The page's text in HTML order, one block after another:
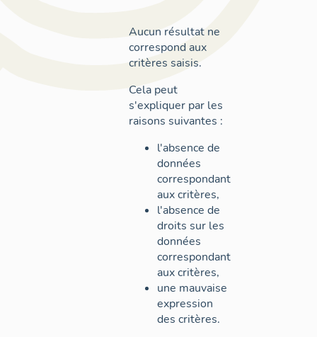
Aucun résultat ne
correspond aux
critères saisis.
Cela peut
s'expliquer par les
raisons suivantes :
l'absence de
données
correspondant
aux critères,
l'absence de
droits sur les
données
correspondant
aux critères,
une mauvaise
expression
des critères.